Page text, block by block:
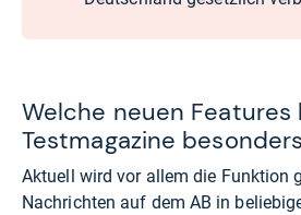
Welche neuen Features
Testmagazine
Aktuell wird vor allem die Funktion
Nachrichten auf dem AB in